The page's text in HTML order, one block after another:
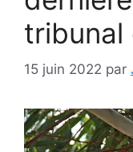
tribunal
15 juin 2022 par